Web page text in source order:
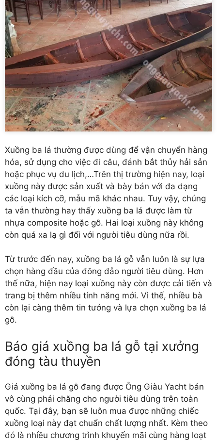
Xuồng ba lá thường được dùng để vận chuyển hàng
hóa, sử dụng cho việc đi câu, đánh bắt thủy hải sản
hoặc phục vụ du lịch,…Trên thị trường hiện nay, loại
xuồng này được sản xuất và bày bán với đa dạng
các loại kích cỡ, mẫu mã khác nhau. Tuy vậy, chúng
ta vẫn thường hay thấy xuồng ba lá được làm từ
nhựa composite hoặc gỗ. Hai loại xuồng này không
còn quá xa lạ gì đối với người tiêu dùng nữa rồi.
Từ trước đến nay, xuồng ba lá gỗ vẫn luôn là sự lựa
chọn hàng đầu của đông đảo người tiêu dùng. Hơn
thế nữa, hiện nay loại xuồng này còn được cải tiến và
trang bị thêm nhiều tính năng mới. Vì thế, nhiều bà
còn lại càng thêm tin tưởng và lựa chọn xuồng ba lá
gỗ.
Báo giá xuồng ba lá gỗ tại xưởng
đóng tàu thuyền
Giá xuồng ba lá gỗ đang được Ông Giàu Yacht bán
vô cùng phải chăng cho người tiêu dùng trên toàn
quốc. Tại đây, bạn sẽ luôn mua được những chiếc
xuồng loại này đạt chuẩn chất lượng nhất. Kèm theo
đó là nhiều chương trình khuyến mãi cùng hàng loạt